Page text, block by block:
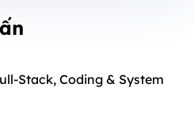
Stack, Coding & System